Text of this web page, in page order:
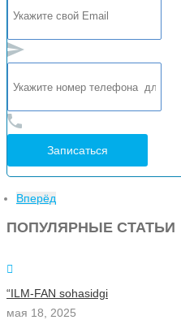
Вперёд
ПОПУЛЯРНЫЕ СТАТЬИ
“ILM-FAN sohasidgi
мая 18, 2025